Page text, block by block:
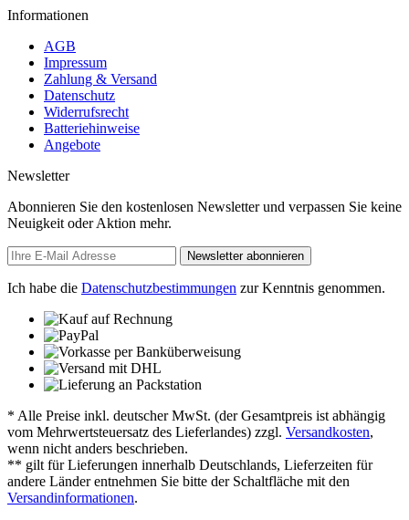
Informationen
AGB
Impressum
Zahlung & Versand
Datenschutz
Widerrufsrecht
Batteriehinweise
Angebote
Newsletter
Abonnieren Sie den kostenlosen Newsletter und verpassen Sie keine
Neuigkeit oder Aktion mehr.
Newsletter abonnieren
Ich habe die Datenschutzbestimmungen zur Kenntnis genommen.
* Alle Preise inkl. deutscher MwSt. (der Gesamtpreis ist abhängig
vom Mehrwertsteuersatz des Lieferlandes) zzgl. Versandkosten,
wenn nicht anders beschrieben.
** gilt für Lieferungen innerhalb Deutschlands, Lieferzeiten für
andere Länder entnehmen Sie bitte der Schaltfläche mit den
Versandinformationen.